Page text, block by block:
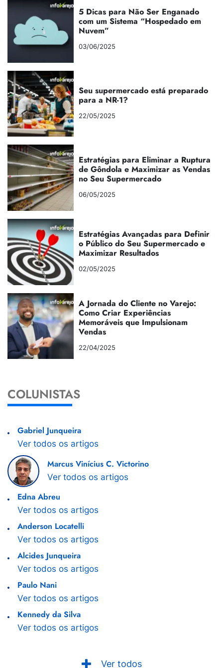
5 Dicas para Não Ser Enganado
com um Sistema “Hospedado em
Nuvem”
03/06/2025
Seu supermercado está preparado
para a NR-1?
22/05/2025
Estratégias para Eliminar a Ruptura
de Gôndola e Maximizar as Vendas
no Seu Supermercado
06/05/2025
Estratégias Avançadas para Definir
o Público do Seu Supermercado e
Maximizar Resultados
02/05/2025
A Jornada do Cliente no Varejo:
Como Criar Experiências
Memoráveis que Impulsionam
Vendas
22/04/2025
COLUNISTAS
Gabriel Junqueira
Ver todos os artigos
Marcus Vinícius C. Victorino
Ver todos os artigos
Edna Abreu
Ver todos os artigos
Anderson Locatelli
Ver todos os artigos
Alcides Junqueira
Ver todos os artigos
Paulo Nani
Ver todos os artigos
Kennedy da Silva
Ver todos os artigos
Ver todos